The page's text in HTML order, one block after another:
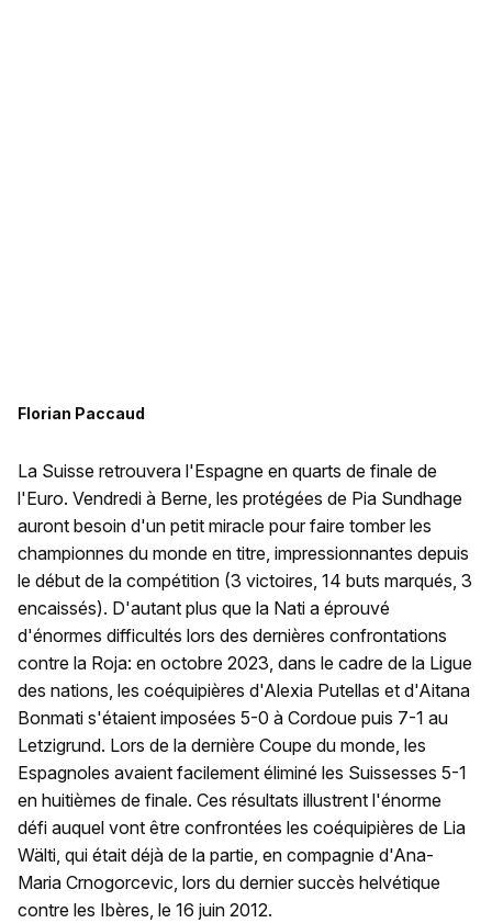
Florian Paccaud
La Suisse retrouvera l'Espagne en quarts de finale de
l'Euro. Vendredi à Berne, les protégées de Pia Sundhage
auront besoin d'un petit miracle pour faire tomber les
championnes du monde en titre, impressionnantes depuis
le début de la compétition (3 victoires, 14 buts marqués, 3
encaissés). D'autant plus que la Nati a éprouvé
d'énormes difficultés lors des dernières confrontations
contre la Roja: en octobre 2023, dans le cadre de la Ligue
des nations, les coéquipières d'Alexia Putellas et d'Aitana
Bonmati s'étaient imposées 5-0 à Cordoue puis 7-1 au
Letzigrund. Lors de la dernière Coupe du monde, les
Espagnoles avaient facilement éliminé les Suissesses 5-1
en huitièmes de finale. Ces résultats illustrent l'énorme
défi auquel vont être confrontées les coéquipières de Lia
Wälti, qui était déjà de la partie, en compagnie d'Ana-
Maria Crnogorcevic, lors du dernier succès helvétique
contre les Ibères, le 16 juin 2012.